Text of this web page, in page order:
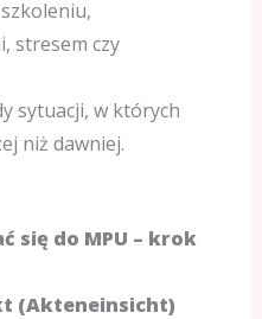
stresem czy
sytuacji, w których
niż dawniej.
się do MPU – krok
(Akteneinsicht)